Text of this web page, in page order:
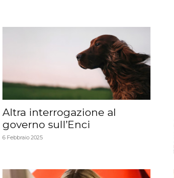
Altra interrogazione al
governo sull’Enci
6 Febbraio 2025